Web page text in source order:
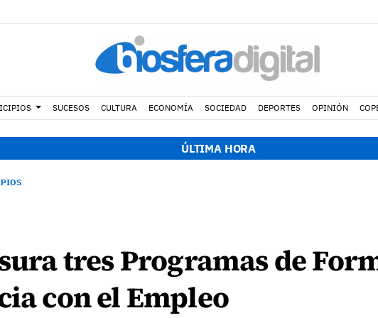
SUCESOS CULTURA ECONOMÍA SOCIEDAD DEPORTES OPINIÓN
ÚLTIMA HORA
tres Programas de
con el Empleo